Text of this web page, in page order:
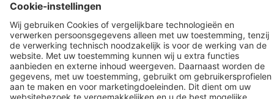
Dräger klantenservice
Over Dräger